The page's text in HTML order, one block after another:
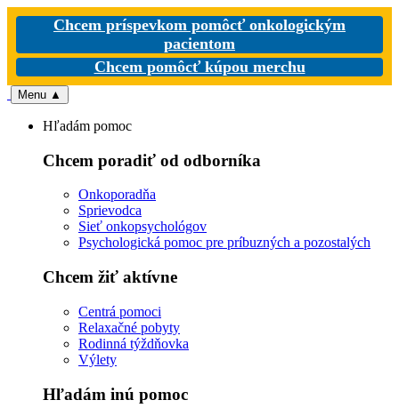
Chcem príspevkom pomôcť onkologickým
pacientom
Chcem pomôcť kúpou merchu
Menu ▲
Hľadám pomoc
Chcem poradiť od odborníka
Onkoporadňa
Sprievodca
Sieť onkopsychológov
Psychologická pomoc pre príbuzných a pozostalých
Chcem žiť aktívne
Centrá pomoci
Relaxačné pobyty
Rodinná týždňovka
Výlety
Hľadám inú pomoc